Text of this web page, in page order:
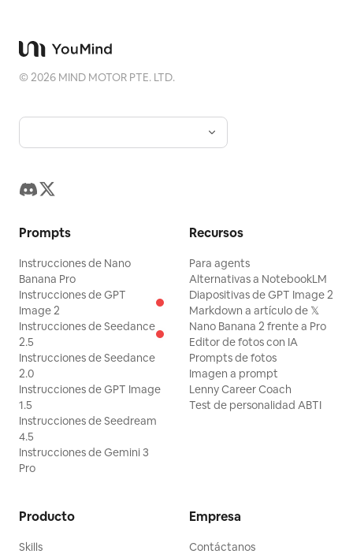
©2026 MIND MOTOR PTE. LTD.
Prompts
Instrucciones de Nano
Banana Pro
Instrucciones de GPT
Image 2
Instrucciones de Seedance
2.5
Instrucciones de Seedance
2.0
Instrucciones de GPT Image
1.5
Instrucciones de Seedream
4.5
Instrucciones de Gemini 3
Pro
Recursos
Para agents
Alternativas a NotebookLM
Diapositivas de GPT Image 2
Markdown a artículo de 𝕏
Nano Banana 2 frente a Pro
Editor de fotos con IA
Prompts de fotos
Imagen a prompt
Lenny Career Coach
Test de personalidad ABTI
Producto
Skills
Empresa
Contáctanos